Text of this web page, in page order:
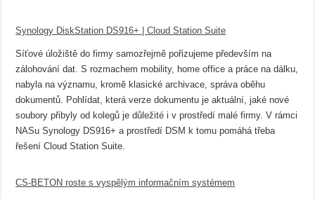
Synology DiskStation DS916+ | Cloud Station Suite
Síťové úložiště do firmy samozřejmě pořizujeme především na
zálohování dat. S rozmachem mobility, home office a práce na dálku,
nabyla na významu, kromě klasické archivace, správa oběhu
dokumentů. Pohlídat, která verze dokumentu je aktuální, jaké nové
soubory přibyly od kolegů je důležité i v prostředí malé firmy. V rámci
NASu Synology DS916+ a prostředí DSM k tomu pomáhá třeba
řešení Cloud Station Suite.
CS-BETON roste s vyspělým informačním systémem